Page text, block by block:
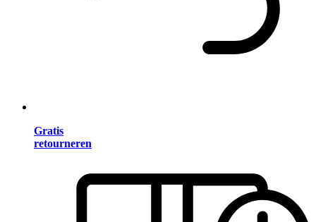
Gratis
retourneren